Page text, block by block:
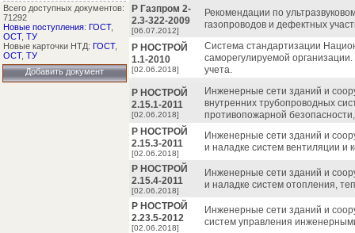
Всего доступных документов:
71292
Новые поступления: ГОСТ,
ОСТ, ТУ
Новые карточки НТД: ГОСТ,
ОСТ, ТУ
Добавить документ
Р Газпром 2-
2.3-322-2009
[06.07.2012]
Рекомендации по
газопроводов и дефектных
Р НОСТРОЙ
1.1-2010
[02.06.2018]
Система стандартизации
саморегулируемой
учета.
Р НОСТРОЙ
2.15.1-2011
[02.06.2018]
Инженерные сети зданий и
внутренних трубопроводных
противопожарной
Р НОСТРОЙ
2.15.3-2011
[02.06.2018]
Инженерные сети зданий и
и наладке систем вентиляции и
Р НОСТРОЙ
2.15.4-2011
[02.06.2018]
Инженерные сети зданий и
и наладке систем отопления,
Р НОСТРОЙ
2.23.5-2012
[02.06.2018]
Инженерные сети зданий и
систем управления